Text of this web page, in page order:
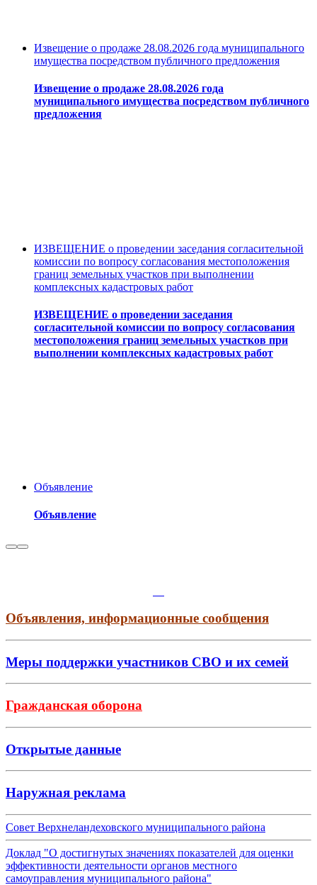
Извещение о продаже 28.08.2026 года муниципального
имущества посредством публичного предложения
Извещение о продаже 28.08.2026 года
муниципального имущества посредством публичного
предложения
ИЗВЕЩЕНИЕ о проведении заседания согласительной
комиссии по вопросу согласования местоположения
границ земельных участков при выполнении
комплексных кадастровых работ
ИЗВЕЩЕНИЕ о проведении заседания
согласительной комиссии по вопросу согласования
местоположения границ земельных участков при
выполнении комплексных кадастровых работ
Объявление
Объявление
Объявления, информационные сообщения
Меры поддержки участников СВО и их семей
Гражданская оборона
Открытые данные
Наружная реклама
Совет Верхнеландеховского муниципального района
Доклад "О достигнутых значениях показателей для оценки
эффективности деятельности органов местного
самоуправления муниципального района"